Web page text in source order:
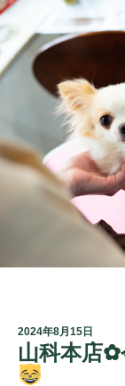
2024年8月15日
山科本店